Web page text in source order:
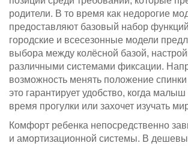
родители. В то время как недорогие
предоставляют базовый набор
городские и всесезонные модели
выбора между колёсной базой,
различными системами фиксации.
возможность менять положение
это гарантирует удобство, когда малыш
время прогулки или захочет изучать
Комфорт ребенка непосредственно
и амортизационной системы. В